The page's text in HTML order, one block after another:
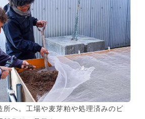
へ。工場や麦芽粕や処理済みのビ